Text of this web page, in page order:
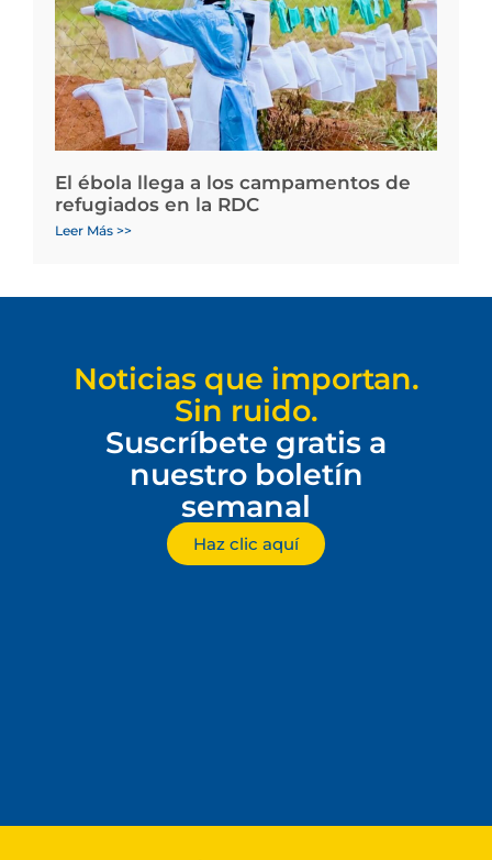
El ébola llega a los campamentos de
refugiados en la RDC
Leer Más >>
Noticias que importan.
Sin ruido.
Suscríbete gratis a
nuestro boletín
semanal
Haz clic aquí